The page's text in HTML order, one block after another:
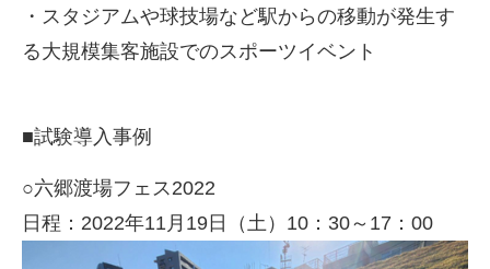
・スタジアムや球技場など駅からの移動が発生す
る大規模集客施設でのスポーツイベント
■試験導入事例
○六郷渡場フェス 2022
日程： 2022年11 月 19日（土） 10 ： 30～ 17 ： 00